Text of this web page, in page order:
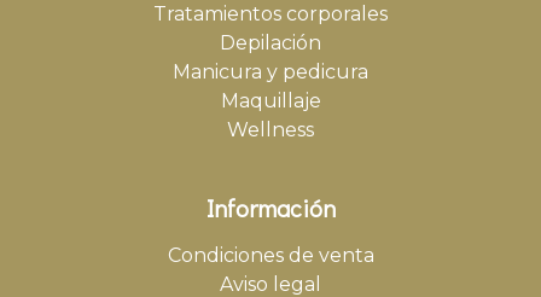
Tratamientos corporales
Depilación
Manicura y pedicura
Maquillaje
Wellness
Información
Condiciones de venta
Aviso legal